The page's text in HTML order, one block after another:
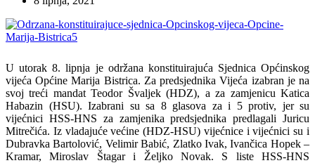
U utorak 8. lipnja je održana konstituirajuća Sjednica Općinskog
vijeća Općine Marija Bistrica. Za predsjednika Vijeća izabran je na
svoj treći mandat Teodor Švaljek (HDZ), a za zamjenicu Katica
Habazin (HSU). Izabrani su sa 8 glasova za i 5 protiv, jer su
vijećnici HSS-HNS za zamjenika predsjednika predlagali Juricu
Mitrečića. Iz vladajuće većine (HDZ-HSU) vijećnice i vijećnici su i
Dubravka Bartolović, Velimir Babić, Zlatko Ivak, Ivančica Hopek –
Kramar, Miroslav Štagar i Željko Novak. S liste HSS-HNS